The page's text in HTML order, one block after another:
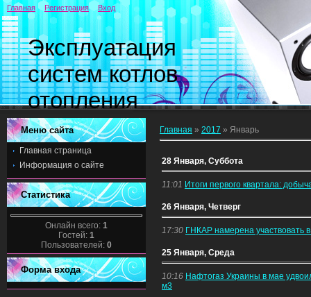
Эксплуатация
систем котлов
отопления
Главная Регистрация Вход
Меню сайта
Главная страница
Информация о сайте
Статистика
Онлайн всего: 1
Гостей: 1
Пользователей: 0
Форма входа
Главная » 2017 » Январь
28 Января, Суббота
11:01 Итоги первого квартала:
26 Января, Четверг
17:30 ГНКАР намерена участвовать
25 Января, Среда
10:16 Нафтогаз Украины в мае
м3